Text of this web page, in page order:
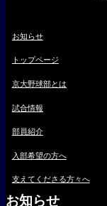
お知らせ
トップページ
京大野球部とは
試合情報
部員紹介
入部希望の方へ
支えてくださる方々へ
お知らせ